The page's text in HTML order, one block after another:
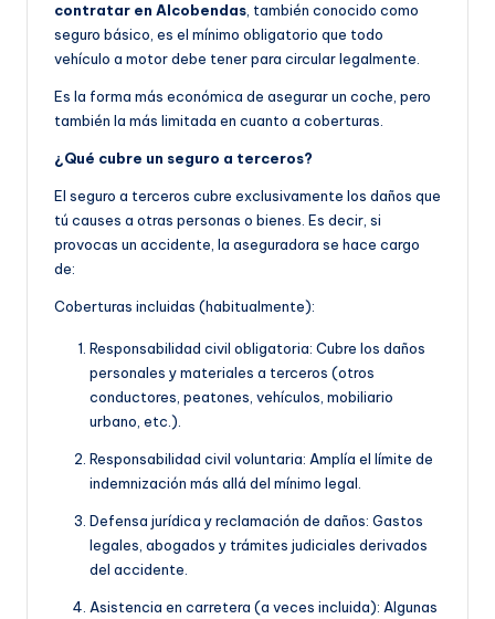
contratar en Alcobendas, también conocido como
seguro básico, es el mínimo obligatorio que todo
vehículo a motor debe tener para circular legalmente.
Es la forma más económica de asegurar un coche, pero
también la más limitada en cuanto a coberturas.
¿Qué cubre un seguro a terceros?
El seguro a terceros cubre exclusivamente los daños que
tú causes a otras personas o bienes. Es decir, si
provocas un accidente, la aseguradora se hace cargo
de:
Coberturas incluidas (habitualmente):
Responsabilidad civil obligatoria: Cubre los daños
personales y materiales a terceros (otros
conductores, peatones, vehículos, mobiliario
urbano, etc.).
Responsabilidad civil voluntaria: Amplía el límite de
indemnización más allá del mínimo legal.
Defensa jurídica y reclamación de daños: Gastos
legales, abogados y trámites judiciales derivados
del accidente.
Asistencia en carretera (a veces incluida): Algunas